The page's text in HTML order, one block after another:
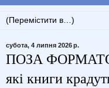
субота, 4 липня 2026 р.
ПОЗА
які книги